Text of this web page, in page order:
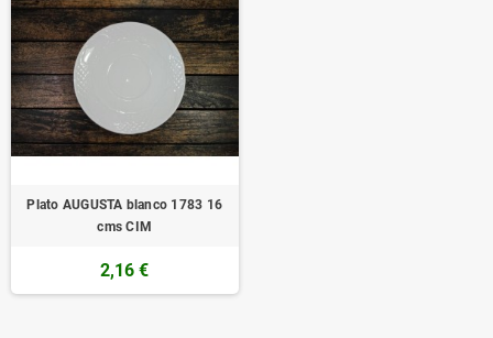
Plato AUGUSTA blanco 1783 16
cms CIM
2,16 €